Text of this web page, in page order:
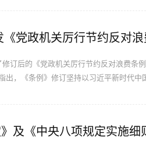
党政机关厉行节约反对浪
订后的《党政机关厉行节约反对浪费条
出，《条例》修订坚持以习近平新时代
》及《中央八项规定实施细